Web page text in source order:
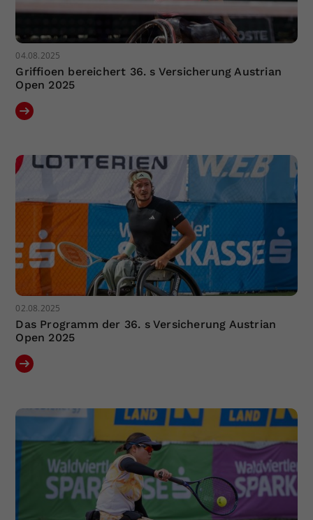
04.08.2025
Griffioen bereichert 36. s Versicherung Austrian
Open 2025
02.08.2025
Das Programm der 36. s Versicherung Austrian
Open 2025